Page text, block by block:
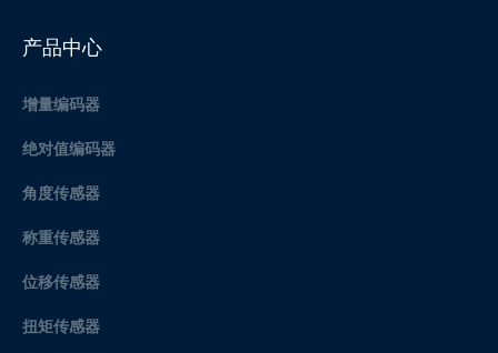
产品中心
增量编码器
绝对值编码器
角度传感器
称重传感器
位移传感器
扭矩传感器